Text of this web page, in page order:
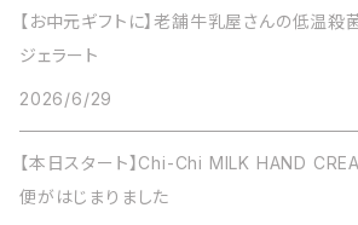
【お中元ギフトに】老舗牛乳屋さんの低温殺
ジェラート
2026/6/29
【本日スタート】Chi-Chi MILK HAND
便がはじまりました